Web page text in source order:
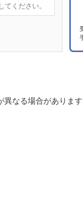
なる場合がありま